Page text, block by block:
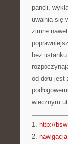
paneli,
uwalnia się
zimne
bez
od dołu
wiecznym
1. http://
2. nawigacja